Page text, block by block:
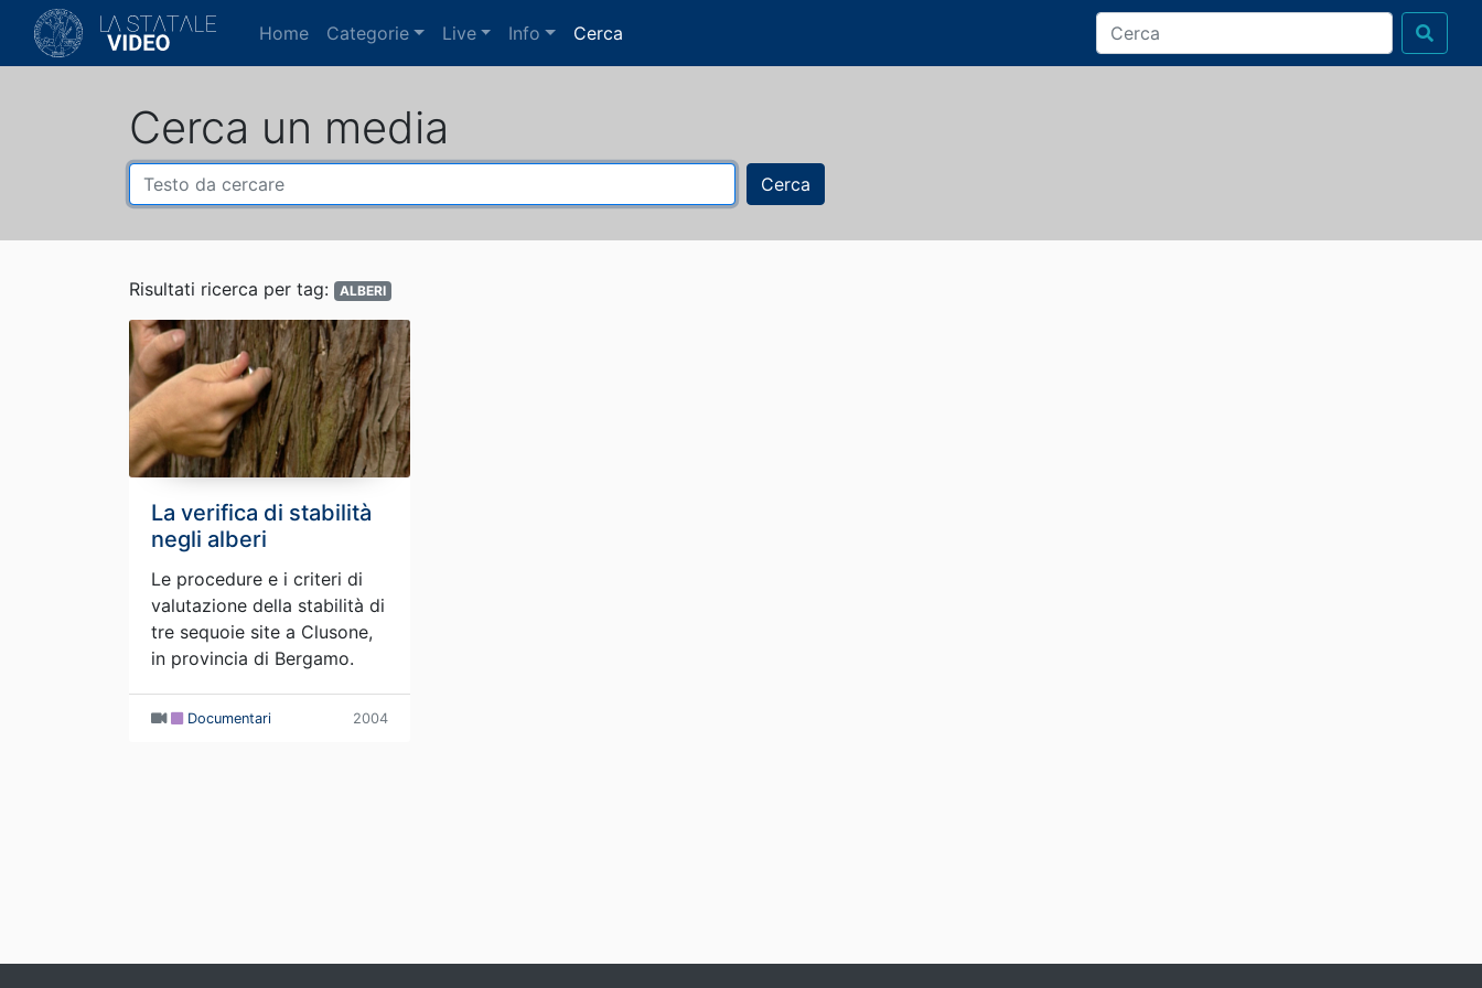
Home(current)
Categorie Live Info Cerca
Cerca un media
Cerca
Risultati ricerca per tag: ALBERI
La verifica di stabilità
negli alberi
Le procedure e i criteri di
valutazione della stabilità di
tre sequoie site a Clusone,
in provincia di Bergamo.
Documentari 2004